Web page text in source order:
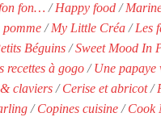
fon… /Happy food/
pomme/My Little Créa/Les
Béguins/Sweet Mood In
recettes à gogo/Une papaye
claviers/Cerise et abricot/
/Copines cuisine/Cook